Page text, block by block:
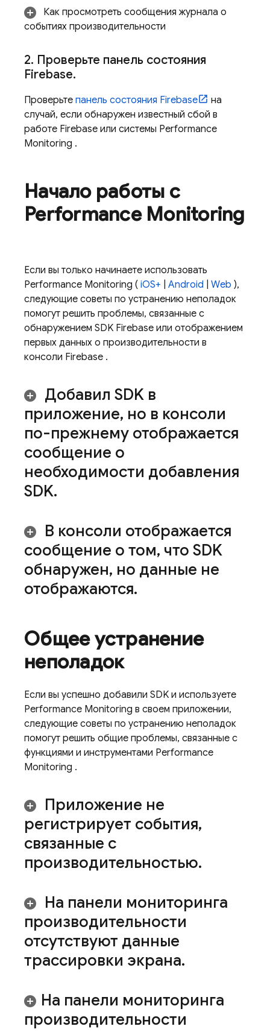
Как просмотреть сообщения журнала о
событиях производительности
2. Проверьте панель состояния
Firebase.
Проверьте панель состояния Firebase
на
случай, если обнаружен известный сбой в
работе Firebase или системы Performance
Monitoring .
Начало работы с
Performance Monitoring
Если вы только начинаете использовать
Performance Monitoring ( iOS+ Android Web ),
следующие советы по устранению неполадок
помогут решить проблемы, связанные с
обнаружением SDK Firebase или отображением
первых данных о производительности в
консоли Firebase .
Добавил SDK в
приложение, но в консоли
по-прежнему отображается
сообщение о
необходимости добавления
SDK.
В консоли отображается
сообщение о том, что SDK
обнаружен, но данные не
отображаются.
Общее устранение
неполадок
Если вы успешно добавили SDK и используете
Performance Monitoring в своем приложении,
следующие советы по устранению неполадок
помогут решить общие проблемы, связанные с
функциями и инструментами Performance
Monitoring .
Приложение не
регистрирует события,
связанные с
производительностью.
На панели мониторинга
производительности
отсутствуют данные
трассировки экрана.
На панели мониторинга
производительности